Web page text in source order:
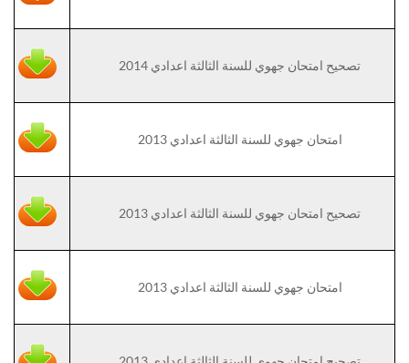
تصحيح امتحان جهوي للسنة الثالثة اعدادي 2014
امتحان جهوي للسنة الثالثة اعدادي 2013
تصحيح امتحان جهوي للسنة الثالثة اعدادي 2013
امتحان جهوي للسنة الثالثة اعدادي 2013